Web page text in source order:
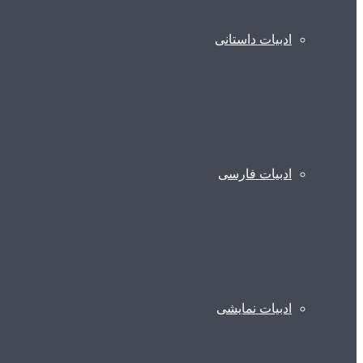
ادبیات داستانی
ادبیات فارسی
ادبیات نمایشی